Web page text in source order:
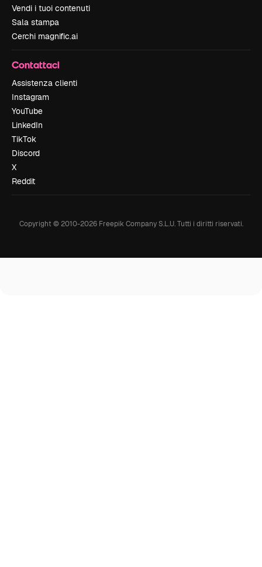
Vendi i tuoi contenuti
Sala stampa
Cerchi magnific.ai
Contattaci
Assistenza clienti
Instagram
YouTube
LinkedIn
TikTok
Discord
X
Reddit
Copyright © 2010-2026Freepik Company S.L.U. Tutti i diritti riservati.